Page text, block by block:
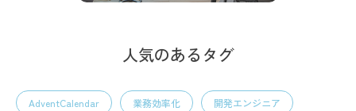
人気のあるタグ
AdventCalendar 業務効率化 開発エンジニア